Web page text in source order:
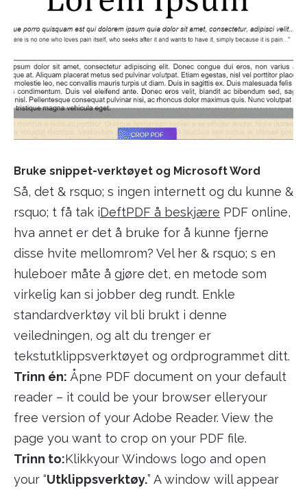
Bruke snippet-verktøyet og Microsoft Word
Så, det & rsquo; s ingen internett og du kunne &
rsquo; t få tak iDeftPDF å beskjære PDF online,
hva annet er det å bruke for å kunne fjerne
disse hvite mellomrom? Vel her & rsquo; s en
huleboer måte å gjøre det, en metode som
virkelig kan si jobber deg rundt. Enkle
standardverktøy vil bli brukt i denne
veiledningen, og alt du trenger er
tekstutklippsverktøyet og ordprogrammet ditt.
Trinn én: Åpne PDF document on your default
reader – it could be your browser elleryour
free version of your Adobe Reader. View the
page you want to crop on your PDF file.
Trinn to:Klikkyour Windows logo and open
your “Utklippsverktøy.” A window will appear